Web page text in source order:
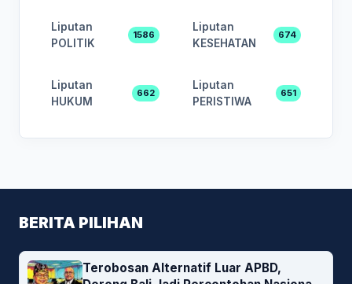
Liputan
POLITIK
1586
Liputan
KESEHATAN
674
Liputan
HUKUM
662
Liputan
PERISTIWA
651
BERITA PILIHAN
Terobosan Alternatif Luar APBD,